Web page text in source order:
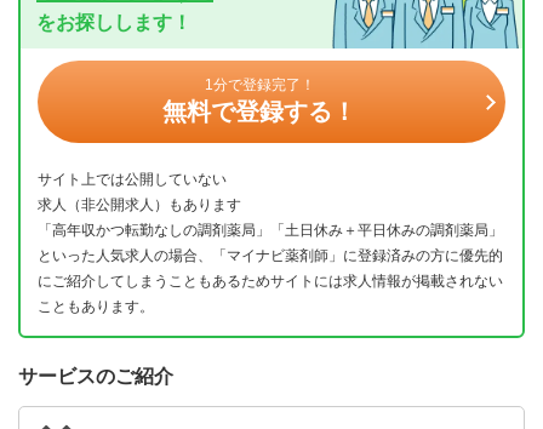
をお探しします！
1分で登録完了！
無料で登録する！
サイト上では公開していない
求人（非公開求人）もあります
「高年収かつ転勤なしの調剤薬局」「土日休み＋平日休みの調剤薬局」
といった人気求人の場合、「マイナビ薬剤師」に登録済みの方に優先的
にご紹介してしまうこともあるためサイトには求人情報が掲載されない
こともあります。
サービスのご紹介